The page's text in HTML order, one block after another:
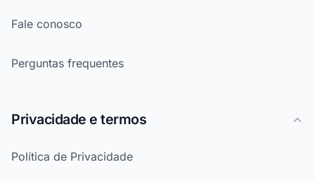
Fale conosco
Perguntas frequentes
Privacidade e termos
Política de Privacidade